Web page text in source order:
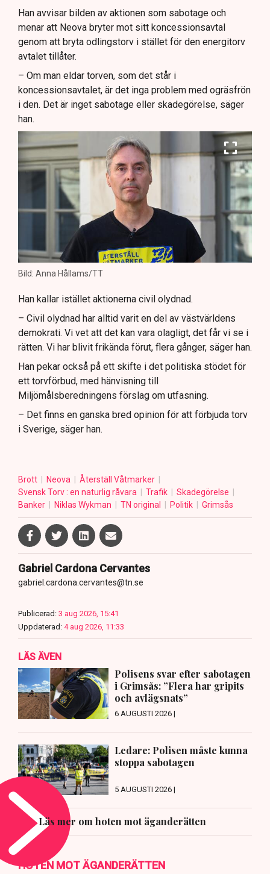
Han avvisar bilden av aktionen som sabotage och
menar att Neova bryter mot sitt koncessionsavtal
genom att bryta odlingstorv i stället för den energitorv
avtalet tillåter.
– Om man eldar torven, som det står i
koncessionsavtalet, är det inga problem med ogräsfrön
i den. Det är inget sabotage eller skadegörelse, säger
han.
Bild: Anna Hållams/TT
Han kallar istället aktionerna civil olydnad.
– Civil olydnad har alltid varit en del av västvärldens
demokrati. Vi vet att det kan vara olagligt, det får vi se i
rätten. Vi har blivit frikända förut, flera gånger, säger han.
Han pekar också på ett skifte i det politiska stödet för
ett torvförbud, med hänvisning till
Miljömålsberedningens förslag om utfasning.
– Det finns en ganska bred opinion för att förbjuda torv
i Sverige, säger han.
Brott Neova
Återställ Våtmarker
Svensk Torv : en naturlig råvara
Trafik
Skadegörelse
Banker
Niklas Wykman TN original Politik Grimsås
Gabriel Cardona Cervantes
gabriel.cardona.cervantes@tn.se
Publicerad: 3 aug 2026, 15:41
Uppdaterad: 4 aug 2026, 11:33
LÄS ÄVEN
Polisens svar efter sabotagen
i Grimsås: ”Flera har gripits
och avlägsnats”
6 AUGUSTI 2026 |
Ledare: Polisen måste kunna
stoppa sabotagen
5 AUGUSTI 2026 |
Läs mer om hoten mot äganderätten
HOTEN MOT ÄGANDERÄTTEN